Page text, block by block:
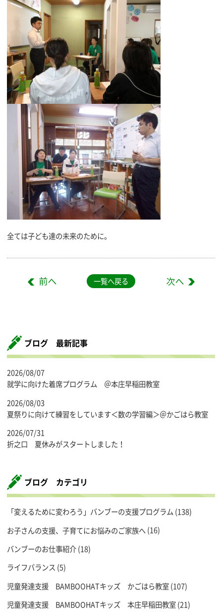
全ては子ども達の未来のために。
一覧へ戻る
ブログ 最新記事
2026/08/07
就学に向けた着席プログラム ＠本庄早稲田教室
2026/08/03
夏祭りに向けて練習をしています＜数の学習編＞＠かごはら教室
2026/07/31
折之口 夏休みがスタートしました！
ブログ カテゴリ
「変えるために変わろう」バンブーの支援プログラム (138)
お子さんの支援、子育てにお悩みのご家族へ(16)
バンブーのお仕事紹介(18)
ライフバランス (5)
児童発達支援 BAMBOOHATキッズ かごはら教室(107)
児童発達支援 BAMBOOHATキッズ 本庄早稲田教室(21)